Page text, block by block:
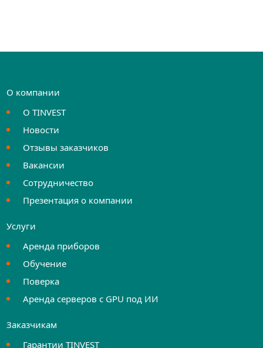
О компании
О TINVEST
Новости
Отзывы заказчиков
Вакансии
Сотрудничество
Презентация о компании
Услуги
Аренда приборов
Обучение
Поверка
Аренда серверов с GPU под ИИ
Заказчикам
Гарантии TINVEST